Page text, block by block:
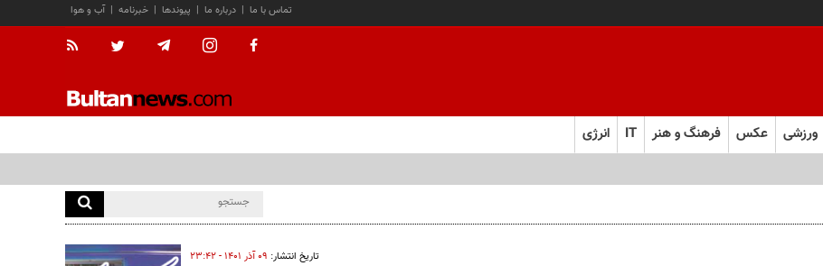
آب و هوا | خبرنامه | پیوندها | درباره ما | تماس با ما
ورزشی عکس فرهنگ و هنر IT انرژی
تاریخ انتشار: ۰۹ آذر ۱۴۰۱ - ۲۳:۴۲